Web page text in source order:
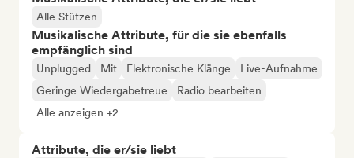
Alle Stützen
Musikalische Attribute, für die sie ebenfalls
empfänglich sind
Unplugged Mit Elektronische Klänge
Live-Aufnahme
Geringe Wiedergabetreue
Radio bearbeiten
Alle anzeigen +2
Attribute, die er/sie liebt